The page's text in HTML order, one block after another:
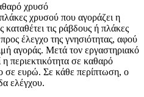
χρυσό
χρυσού που αγοράζει η
τις ράβδους ή πλάκες
έλεγχο της γνησιότητας, αφού
αγοράς. Μετά τον εργαστηριακό
περιεκτικότητα σε καθαρό
σε ευρώ. Σε κάθε περίπτωση, ο
ελέγχου.